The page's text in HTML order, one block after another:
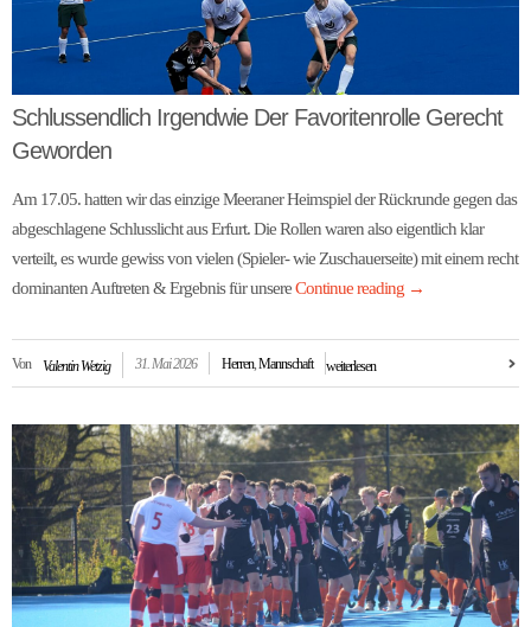
Schlussendlich Irgendwie Der Favoritenrolle Gerecht
Geworden
Am 17.05. hatten wir das einzige Meeraner Heimspiel der Rückrunde gegen das
abgeschlagene Schlusslicht aus Erfurt. Die Rollen waren also eigentlich klar
verteilt, es wurde gewiss von vielen (Spieler- wie Zuschauerseite) mit einem recht
dominanten Auftreten & Ergebnis für unsereContinue reading →
Von Valentin Wetzig 31. Mai 2026 Herren,Mannschaft weiterlesen